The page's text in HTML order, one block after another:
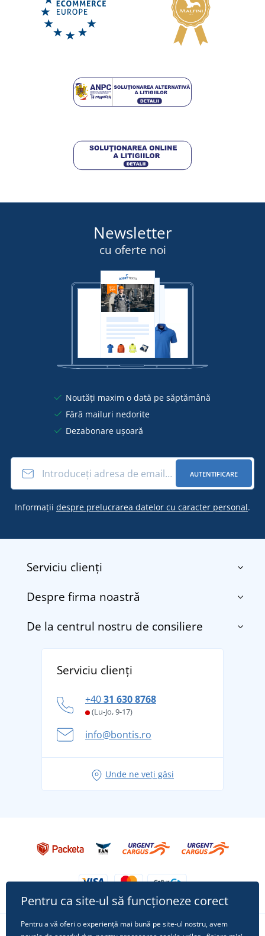
+15
Prosop de baie pentru copii cu imprimeu
72,25 lei
Newsletter
cu oferte noi
Noutăți maxim o dată pe săptămână
Fără mailuri nedorite
Dezabonare ușoară
AUTENTIFICARE
Informații despre prelucrarea datelor cu caracter personal.
Serviciu clienți
Contact
Transport și plată
Returnarea bunurilor și reclamații
Politica de confidențialitate a datelor cu caracter
Despre firma noastră
Despre noi
De la centrul nostru de consiliere
tradiție din 1976
și în siguranță
Aventura de vară începe cu bagajul - pregătiți-vă
pentru vacanță fără griji
Tricoul preferat City în rol principal: ținute pentru
Serviciu clienți
+4031 630 8768
(Lu-Jo, 9-17)
info@bontis.ro
Unde ne veți găsi
Pentru ca site-ul să funcționeze corect
Pentru a vă oferi o experiență mai bună pe site-ul nostru, avem